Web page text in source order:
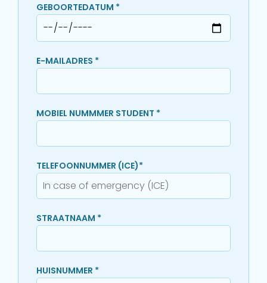
GEBOORTEDATUM *
E-MAILADRES *
MOBIEL NUMMMER STUDENT *
TELEFOONNUMMER (ICE)*
STRAATNAAM *
HUISNUMMER *